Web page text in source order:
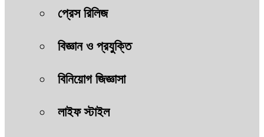
প্রেস রিলিজ
বিজ্ঞান ও প্রযুক্তি
বিনিয়োগ জিজ্ঞাসা
লাইফ স্টাইল